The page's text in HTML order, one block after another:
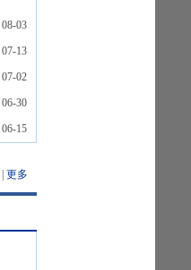
08-03
07-13
07-02
06-30
06-15
更多